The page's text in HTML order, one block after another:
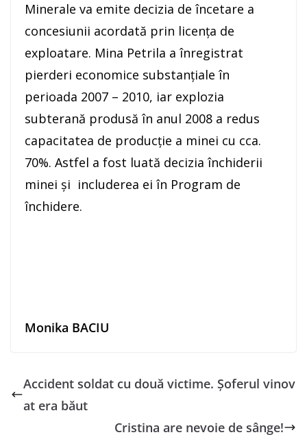
Minerale va emite decizia de încetare a
concesiunii acordată prin licența de
exploatare. Mina Petrila a înregistrat
pierderi economice substanţiale în
perioada 2007 – 2010, iar explozia
subterană produsă în anul 2008 a redus
capacitatea de producție a minei cu cca.
70%. Astfel a fost luată decizia închiderii
minei şi includerea ei în Program de
închidere.
Monika BACIU
Accident soldat cu două victime. Șoferul vinov
at era băut
Cristina are nevoie de sânge!